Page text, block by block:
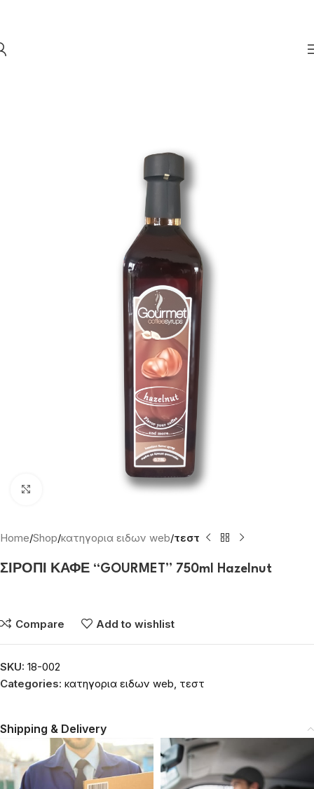
Home Shop κατηγορια ειδων web τεστ
ΣΙΡΟΠΙ ΚΑΦΕ “GOURMET” 750ml Hazelnut
Compare Add to wishlist
SKU: 18-002
Categories: κατηγορια ειδων web τεστ
Shipping & Delivery